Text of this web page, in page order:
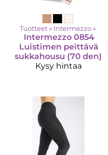
Tuotteet ‪» Intermezzo‪»
Intermezzo 0854
Luistimen peittävä
sukkahousu (70 den)
Kysy hintaa